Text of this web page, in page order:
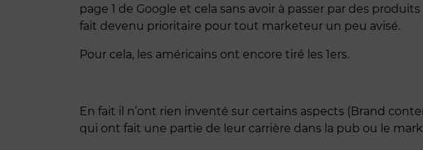
page 1 de Google et cela sans avoir à passer par des
fait devenu prioritaire pour tout marketeur un peu avisé.
Pour cela, les américains ont encore tiré les 1ers.
En fait il n’ont rien inventé sur certains aspects (Brand
qui ont fait une partie de leur carrière dans la pub ou le